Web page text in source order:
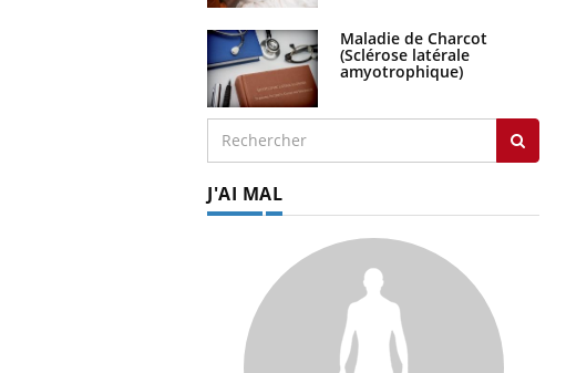
Maladie de Charcot
(Sclérose latérale
amyotrophique)
J'AI MAL